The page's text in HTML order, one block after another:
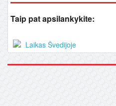
Taip pat apsilankykite:
Laikas Švedijoje